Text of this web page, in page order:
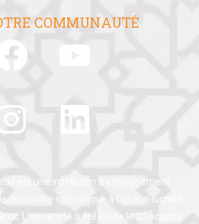
COMMUNAUTÉ
est une institution d’enseignement
recherche scientifique à but non lucratif,
L’université a été créée le 23 octobre